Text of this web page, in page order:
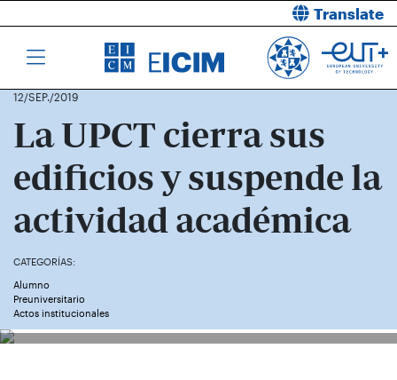
Translate
12/SEP./2019
La UPCT cierra sus
edificios y suspende la
actividad académica
CATEGORÍAS:
Alumno
Preuniversitario
Actos institucionales